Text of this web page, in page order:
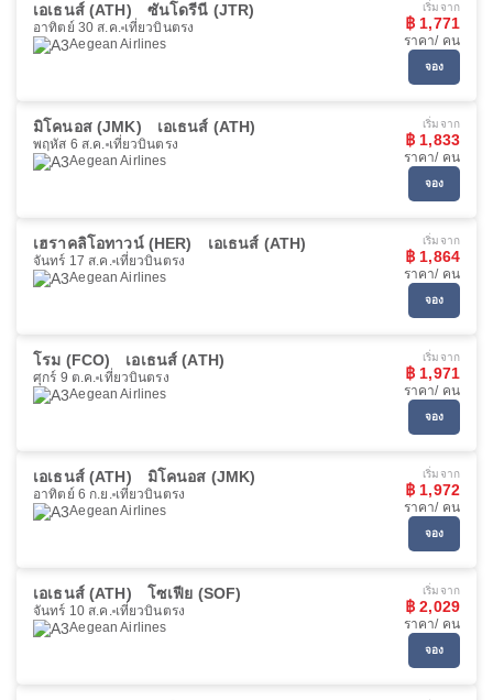
เอเธนส์ (ATH) ซันโดรีนี (JTR)
อาทิตย์ 30 ส.ค. เที่ยวบินตรง
Aegean Airlines
เริ่มจาก
฿ 1,771
ราคา/ คน
จอง
มิโคนอส (JMK) เอเธนส์ (ATH)
พฤหัส 6 ส.ค. เที่ยวบินตรง
Aegean Airlines
เริ่มจาก
฿ 1,833
ราคา/ คน
จอง
เฮราคลิโอทาวน์ (HER) เอเธนส์ (ATH)
จันทร์ 17 ส.ค. เที่ยวบินตรง
Aegean Airlines
เริ่มจาก
฿ 1,864
ราคา/ คน
จอง
โรม (FCO) เอเธนส์ (ATH)
ศุกร์ 9 ต.ค. เที่ยวบินตรง
Aegean Airlines
เริ่มจาก
฿ 1,971
ราคา/ คน
จอง
เอเธนส์ (ATH) มิโคนอส (JMK)
อาทิตย์ 6 ก.ย. เที่ยวบินตรง
Aegean Airlines
เริ่มจาก
฿ 1,972
ราคา/ คน
จอง
เอเธนส์ (ATH) โซเฟีย (SOF)
จันทร์ 10 ส.ค. เที่ยวบินตรง
Aegean Airlines
เริ่มจาก
฿ 2,029
ราคา/ คน
จอง